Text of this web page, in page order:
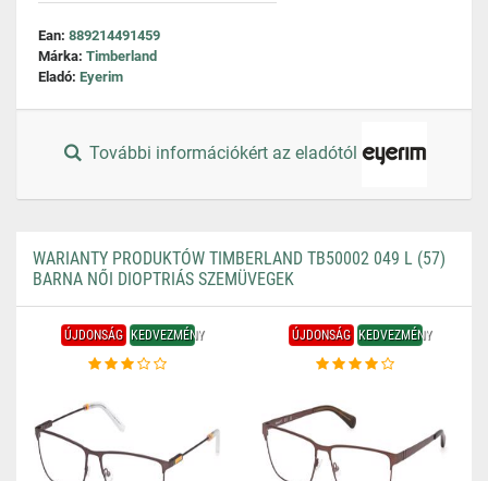
Ean: 889214491459
Márka: Timberland
Eladó: Eyerim
További információkért az eladótól
WARIANTY PRODUKTÓW TIMBERLAND TB50002 049 L (57)
BARNA NŐI DIOPTRIÁS SZEMÜVEGEK
ÚJDONSÁG KEDVEZMÉNY ÚJDONSÁG KEDVEZMÉNY